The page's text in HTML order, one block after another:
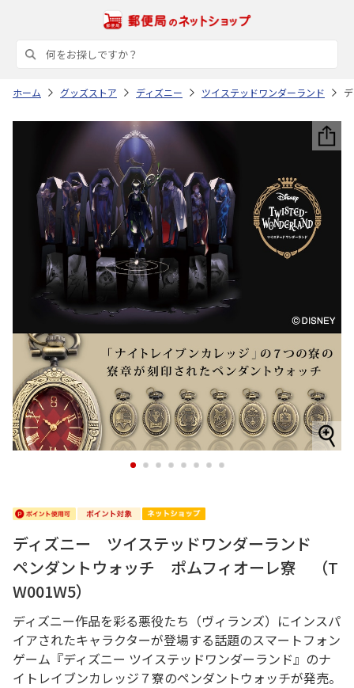
ホーム グッズストア ディズニー ツイステッドワンダーランド
1 2 3 4 5 6 7 8
ディズニー ツイステッドワンダーランド
ペンダントウォッチ ポムフィオーレ寮 （T
W001W5）
ディズニー作品を彩る悪役たち（ヴィランズ）にインスパ
イアされたキャラクターが登場する話題のスマートフォン
ゲーム『ディズニー ツイステッドワンダーランド』のナ
イトレイブンカレッジ７寮のペンダントウォッチが発売。